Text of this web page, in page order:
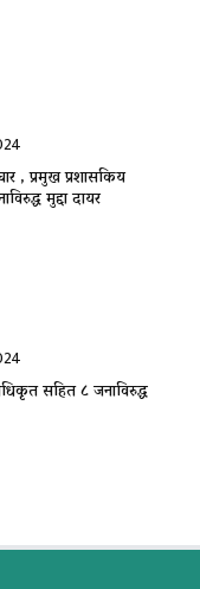
, प्रमुख प्रशासकिय
मुद्दा दायर
सहित ८ जनाविरुद्ध